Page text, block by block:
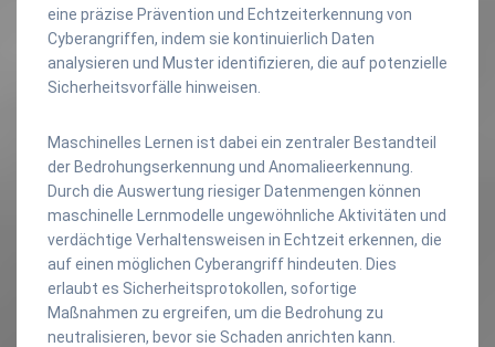
eine präzise Prävention und Echtzeiterkennung von
Cyberangriffen, indem sie kontinuierlich Daten
analysieren und Muster identifizieren, die auf potenzielle
Sicherheitsvorfälle hinweisen.
Maschinelles Lernen ist dabei ein zentraler Bestandteil
der Bedrohungserkennung und Anomalieerkennung.
Durch die Auswertung riesiger Datenmengen können
maschinelle Lernmodelle ungewöhnliche Aktivitäten und
verdächtige Verhaltensweisen in Echtzeit erkennen, die
auf einen möglichen Cyberangriff hindeuten. Dies
erlaubt es Sicherheitsprotokollen, sofortige
Maßnahmen zu ergreifen, um die Bedrohung zu
neutralisieren, bevor sie Schaden anrichten kann.